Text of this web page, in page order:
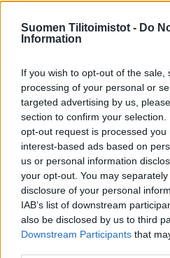
Suomen Tilitoimistot - Do
Information
If you wish to opt-out of the
processing of your personal or
targeted advertising by us,
section to confirm your
opt-out request is processed you
interest-based ads based on
us or personal information
your opt-out. You may
disclosure of your personal
IAB’s list of downstream
also be disclosed by us to third
Downstream Participants that
Suomi
Yhtiökoko
Pienet
Mikrot
Yhtiömuodot
Yksityinen osakeyhtiö
Kommandiittiyhtiö